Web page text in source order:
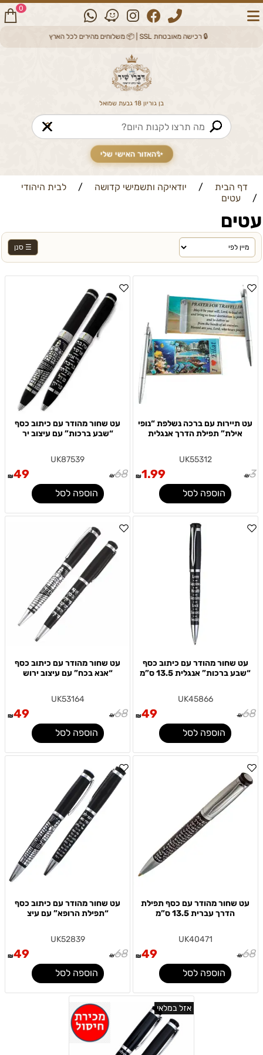
🔒 רכישה מאובטחת SSL | 📦 משלוחים מהירים לכל הארץ
בן גוריון 18 גבעת שמואל
🔎
✨האזור האישי שלי
0
דף הבית / יודאיקה ותשמישי קדושה /
לבית היהודי
/
עטים
עטים
☰ סנן
עט תיירות עם ברכה נשלפת “נופי
אילת” תפילת הדרך אנגלית
UK55312
₪3
₪1.99
הוספה לסל
עט שחור מהודר עם כיתוב כסף
“שבע ברכות” עם עיצוב יר
UK87539
₪68
₪49
הוספה לסל
עט שחור מהודר עם כיתוב כסף
“שבע ברכות” אנגלית 13.5 ס”מ
UK45866
₪68
₪49
הוספה לסל
עט שחור מהודר עם כיתוב כסף
“אנא בכח” עם עיצוב ירוש
UK53164
₪68
₪49
הוספה לסל
עט שחור מהודר עם כסף תפילת
הדרך עברית 13.5 ס”מ
UK40471
₪68
₪49
הוספה לסל
עט שחור מהודר עם כיתוב כסף
“תפילת הרופא” עם עיצ
UK52839
₪68
₪49
הוספה לסל
אזל במלאי